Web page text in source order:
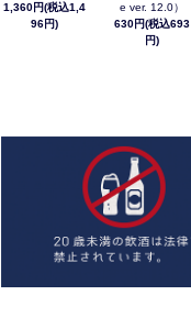
1,360円(税込1,4
96円)
e ver. 12.0）
630円(税込693
円)